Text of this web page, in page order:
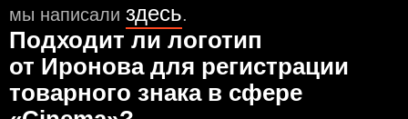
мы написали здесь.
Подходит ли логотип
от Иронова для регистрации
товарного знака в сфере